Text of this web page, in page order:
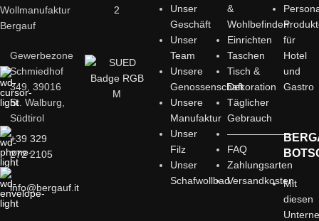
Wollmanufaktur
Bergauf
Gewerbezone
Schmiedhof
349, 39016
St. Walburg,
Südtirol
+39 329
272 2105
info@bergauf.it
Unser
Geschäft
Unser
Team
Unsere
Genossenschaft
Unsere
Manufaktur
Unser
Filz
Unser
Schafwollbad
&
Wohlbefinden
Einrichten
Taschen
Tisch &
Dekoration
Täglicher
Gebrauch
——————–
FAQ
Zahlungsarten
Versandkosten
für
Hotel
und
Gastro
Mit
diesen